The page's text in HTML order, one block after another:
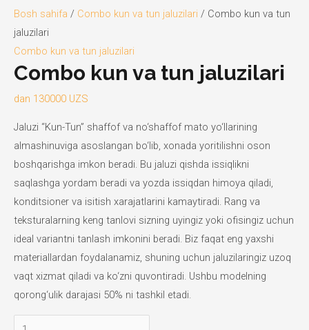
Bosh sahifa / Combo kun va tun jaluzilari / Combo kun va tun
jaluzilari
Combo kun va tun jaluzilari
Combo kun va tun jaluzilari
dan 130000 UZS
Jaluzi “Kun-Tun” shaffof va no‘shaffof mato yo‘llarining
almashinuviga asoslangan bo‘lib, xonada yoritilishni oson
boshqarishga imkon beradi. Bu jaluzi qishda issiqlikni
saqlashga yordam beradi va yozda issiqdan himoya qiladi,
konditsioner va isitish xarajatlarini kamaytiradi. Rang va
teksturalarning keng tanlovi sizning uyingiz yoki ofisingiz uchun
ideal variantni tanlash imkonini beradi. Biz faqat eng yaxshi
materiallardan foydalanamiz, shuning uchun jaluzilaringiz uzoq
vaqt xizmat qiladi va ko‘zni quvontiradi. Ushbu modelning
qorong‘ulik darajasi 50% ni tashkil etadi.
Combo